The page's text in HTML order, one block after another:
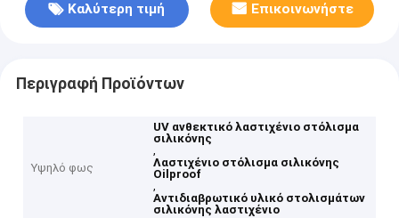
Καλύτερη τιμή Επικοινωνήστε
Περιγραφή Προϊόντων
Υψηλό φως
UV ανθεκτικό λαστιχένιο στόλισμα
σιλικόνης
,
Λαστιχένιο στόλισμα σιλικόνης
Oilproof
,
Αντιδιαβρωτικό υλικό στολισμάτων
σιλικόνης λαστιχένιο